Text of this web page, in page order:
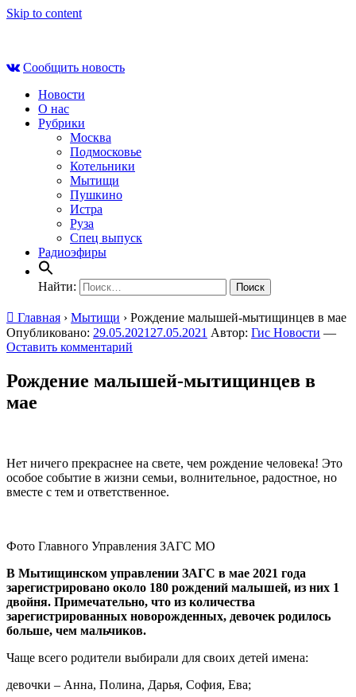
Skip to content
Сообщить новость
Новости
О нас
Рубрики
Москва
Подмосковье
Котельники
Мытищи
Пушкино
Истра
Руза
Спец выпуск
Радиоэфиры
Найти:
Главная › Мытищи › Рождение малышей-мытищинцев в мае
Опубликовано: 29.05.2021 27.05.2021 Автор: Гис Новости —
Оставить комментарий
Рождение малышей-мытищинцев в
мае
Нет ничего прекраснее на свете, чем рождение человека! Это
особое событие в жизни семьи, волнительное, радостное, но
вместе с тем и ответственное.
Фото Главного Управления ЗАГС МО
В Мытищинском управлении ЗАГС в мае 2021 года
зарегистрировано около 180 рождений малышей, из них 1
двойня. Примечательно, что из количества
зарегистрированных новорожденных, девочек родилось
больше, чем мальчиков.
Чаще всего родители выбирали для своих детей имена:
девочки – Анна, Полина, Дарья, София, Ева;